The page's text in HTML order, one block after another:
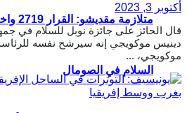
السلام في الصومال
أكتوبر 3, 2023
قال الحائز على جائزة نوبل للسلام في
دينيس موكويجي إنه سيرشح نفسه
موكويجي، ...